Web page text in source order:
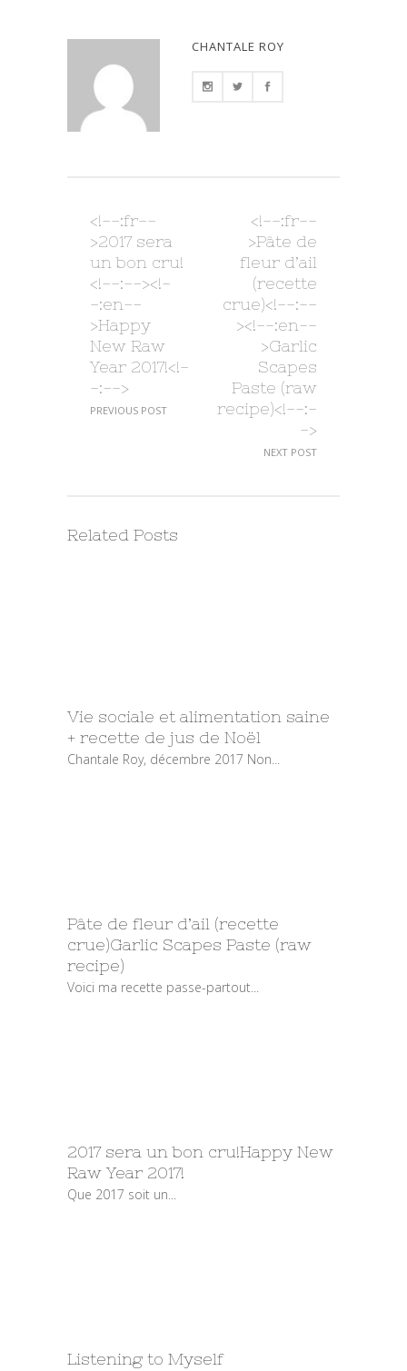
CHANTALE ROY
<!--:fr--
>2017 sera
un bon cru!
<!--:--><!-
-:en--
>Happy
New Raw
Year 2017!<!-
-:-->
PREVIOUS POST
<!--:fr--
>Pâte de
fleur d’ail
(recette
crue)<!--:--
><!--:en--
>Garlic
Scapes
Paste (raw
recipe)<!--:-
->
NEXT POST
Related Posts
Vie sociale et alimentation saine
+ recette de jus de Noël
Chantale Roy, décembre 2017 Non...
Pâte de fleur d’ail (recette
crue)Garlic Scapes Paste (raw
recipe)
Voici ma recette passe-partout...
2017 sera un bon cru!Happy New
Raw Year 2017!
Que 2017 soit un...
Listening to Myself